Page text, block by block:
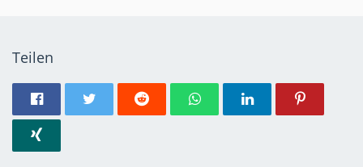
Teilen